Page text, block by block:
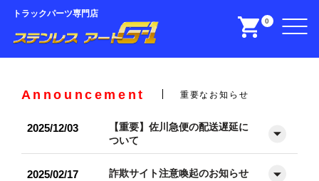
トラックパーツ専門店
0
Announcement 重要なお知らせ
2025/12/03
【重要】佐川急便の配送遅延に
ついて
2025/02/17 詐欺サイト注意喚起のお知らせ